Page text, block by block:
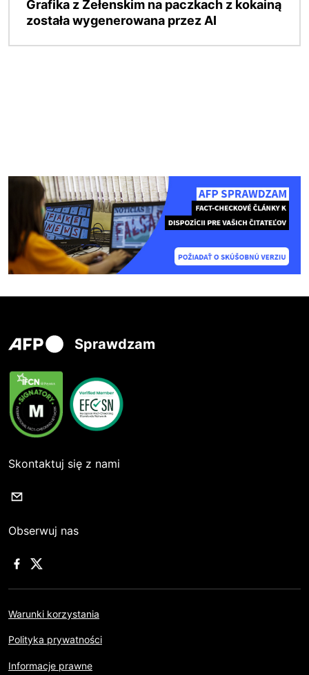
Grafika z Zełenskim na paczkach z kokainą
została wygenerowana przez AI
Sprawdzam
Skontaktuj się z nami
Obserwuj nas
Warunki korzystania
Polityka prywatności
Informacje prawne